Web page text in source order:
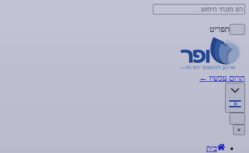
תפריט
תרום עכשיו ←
×
בית